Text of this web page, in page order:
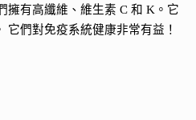
擁有高纖維、維生素 C 和 K 。它
它們對免疫系統健康非常有益！